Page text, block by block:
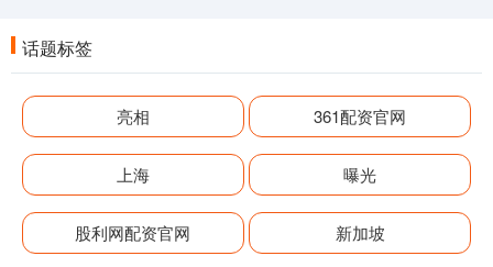
话题标签
亮相 361配资官网
上海 曝光
股利网配资官网 新加坡